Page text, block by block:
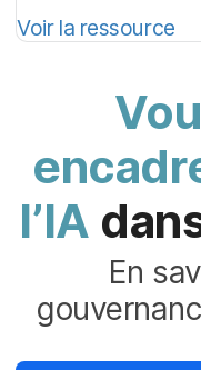
Voir la ressource
l’IA
En